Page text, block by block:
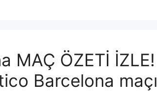
MAÇ ÖZETİ İZLE!
Barcelona maçı